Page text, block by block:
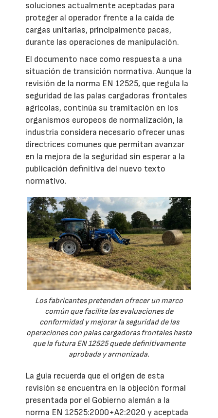
soluciones actualmente aceptadas para
proteger al operador frente a la caída de
cargas unitarias, principalmente pacas,
durante las operaciones de manipulación.
El documento nace como respuesta a una
situación de transición normativa. Aunque la
revisión de la norma EN 12525, que regula la
seguridad de las palas cargadoras frontales
agrícolas, continúa su tramitación en los
organismos europeos de normalización, la
industria considera necesario ofrecer unas
directrices comunes que permitan avanzar
en la mejora de la seguridad sin esperar a la
publicación definitiva del nuevo texto
normativo.
Los fabricantes pretenden ofrecer un marco
común que facilite las evaluaciones de
conformidad y mejorar la seguridad de las
operaciones con palas cargadoras frontales hasta
que la futura EN 12525 quede definitivamente
aprobada y armonizada.
La guía recuerda que el origen de esta
revisión se encuentra en la objeción formal
presentada por el Gobierno alemán a la
norma EN 12525:2000+A2:2020 y aceptada